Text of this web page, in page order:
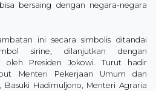
bersaing dengan negara-negara
ini secara simbolis ditandai
sirine, dilanjutkan dengan
oleh Presiden Jokowi. Turut hadir
Menteri Pekerjaan Umum dan
Basuki Hadimuljono, Menteri Agraria